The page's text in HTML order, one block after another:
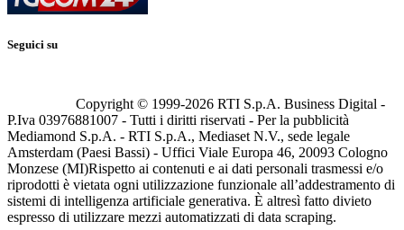
Seguici su
Copyright © 1999-2026 RTI S.p.A. Business Digital -
P.Iva 03976881007 - Tutti i diritti riservati - Per la pubblicità
Mediamond S.p.A. - RTI S.p.A., Mediaset N.V., sede legale
Amsterdam (Paesi Bassi) - Uffici Viale Europa 46, 20093 Cologno
Monzese (MI)Rispetto ai contenuti e ai dati personali trasmessi e/o
riprodotti è vietata ogni utilizzazione funzionale all’addestramento di
sistemi di intelligenza artificiale generativa. È altresì fatto divieto
espresso di utilizzare mezzi automatizzati di data scraping.